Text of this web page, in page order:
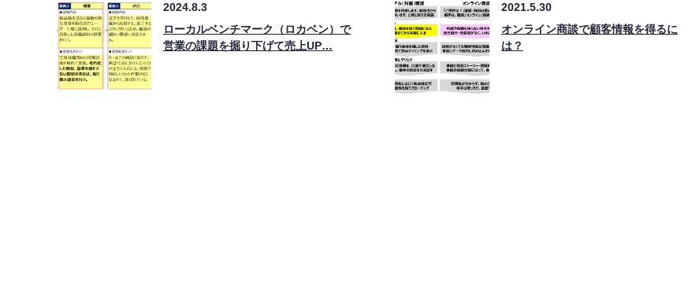
2024.8.3
ローカルベンチマーク（ロカベン）で
営業の課題を掘り下げて売上UP…
2021.5.30
オンライン商談で顧客情報を得るに
は？